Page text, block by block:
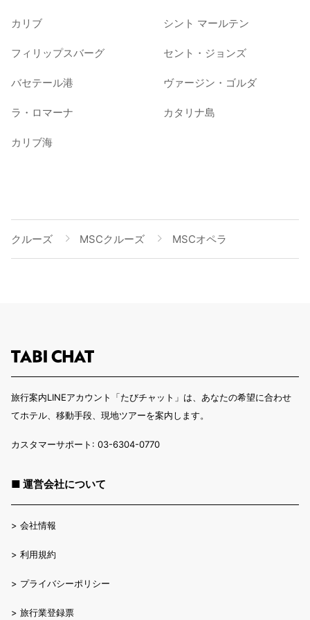
カリブ シント マールテン
フィリップスバーグ セント・ジョンズ
バセテール港 ヴァージン・ゴルダ
ラ・ロマーナ カタリナ島
カリブ海
クルーズ MSCクルーズ MSCオペラ
旅行案内LINEアカウント「たびチャット」は、あなたの希望に合わせ
てホテル、移動手段、現地ツアーを案内します。
カスタマーサポート: 03-6304-0770
■ 運営会社について
> 会社情報
> 利用規約
> プライバシーポリシー
> 旅行業登録票